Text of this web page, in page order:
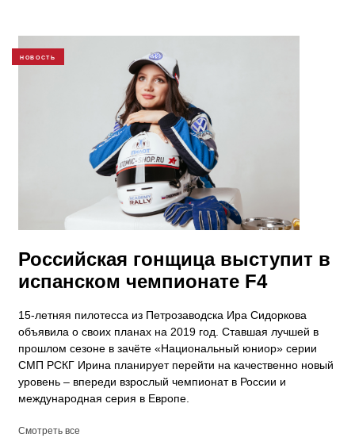
НОВОСТЬ
Российская гонщица выступит в
испанском чемпионате F4
15-летняя пилотесса из Петрозаводска Ира Сидоркова
объявила о своих планах на 2019 год. Ставшая лучшей в
прошлом сезоне в зачёте «Национальный юниор» серии
СМП РСКГ Ирина планирует перейти на качественно новый
уровень – впереди взрослый чемпионат в России и
международная серия в Европе.
Смотреть все